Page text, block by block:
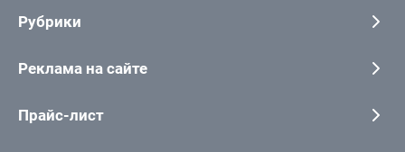
Рубрики
Реклама на сайте
Прайс-лист